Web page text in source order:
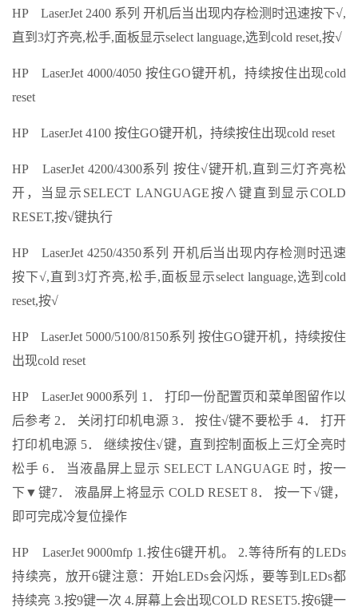
HP LaserJet 2400 系列 开机后当出现内存检测时迅速按下√,
直到3灯齐亮,松手,面板显示select language,选到cold reset,按√
HP LaserJet 4000/4050 按住GO键开机，持续按住出现cold
reset
HP LaserJet 4100 按住GO键开机，持续按住出现cold reset
HP LaserJet 4200/4300系列 按住√键开机,直到三灯齐亮松
开，当显示SELECT LANGUAGE按∧键直到显示COLD
RESET,按√键执行
HP LaserJet 4250/4350系列 开机后当出现内存检测时迅速
按下√,直到3灯齐亮,松手,面板显示select language,选到cold
reset,按√
HP LaserJet 5000/5100/8150系列 按住GO键开机，持续按住
出现cold reset
HP LaserJet 9000系列 1． 打印一份配置页和菜单图留作以
后参考 2． 关闭打印机电源 3． 按住√键不要松手 4． 打开
打印机电源 5． 继续按住√键，直到控制面板上三灯全亮时
松手 6． 当液晶屏上显示 SELECT LANGUAGE 时，按一
下▼键7． 液晶屏上将显示 COLD RESET 8． 按一下√键，
即可完成冷复位操作
HP LaserJet 9000mfp 1.按住6键开机。 2.等待所有的LEDs
持续亮，放开6键注意：开始LEDs会闪烁，要等到LEDs都
持续亮 3.按9键一次 4.屏幕上会出现COLD RESET5.按6键一